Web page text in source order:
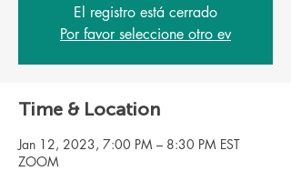
El registro está cerrado
Por favor seleccione otro ev
Time & Location
Jan 12, 2023, 7:00 PM – 8:30 PM EST
ZOOM